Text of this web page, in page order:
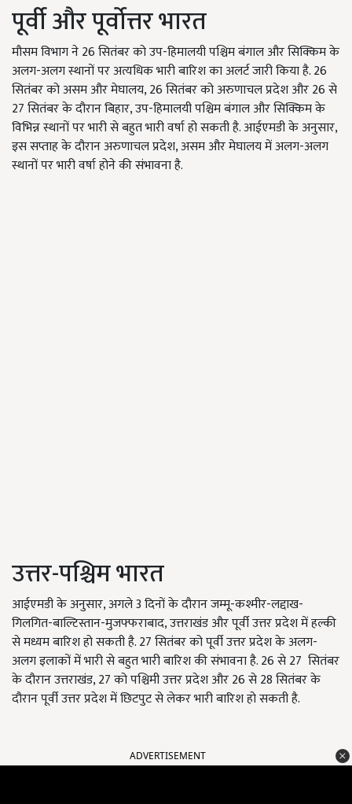
पूर्वी और पूर्वोत्तर भारत
मौसम विभाग ने 26 सितंबर को उप-हिमालयी पश्चिम बंगाल और सिक्किम के
अलग-अलग स्थानों पर अत्यधिक भारी बारिश का अलर्ट जारी किया है. 26
सितंबर को असम और मेघालय, 26 सितंबर को अरुणाचल प्रदेश और 26 से
27 सितंबर के दौरान बिहार,उप-हिमालयी पश्चिम बंगाल और सिक्किम के
विभिन्न स्थानोंपर भारी से बहुत भारी वर्षा हो सकती है. आईएमडी के अनुसार,
इस सप्ताह के दौरान अरुणाचल प्रदेश, असम और मेघालय में अलग-अलग
स्थानों पर भारी वर्षा होने की संभावना है.
उत्तर-पश्चिम भारत
आईएमडी के अनुसार, अगले 3 दिनों के दौरान जम्मू-कश्मीर-लद्दाख-
गिलगित-बाल्टिस्तान-मुजफ्फराबाद, उत्तराखंड और पूर्वी उत्तर प्रदेश में हल्की
से मध्यम बारिश हो सकती है. 27 सितंबर को पूर्वी उत्तर प्रदेश के अलग-
अलग इलाकों में भारी से बहुत भारी बारिश की संभावना है. 26 से 27 सितंबर
के दौरान उत्तराखंड, 27 को पश्चिमी उत्तर प्रदेश और 26 से 28 सितंबर के
दौरान पूर्वी उत्तर प्रदेश में छिटपुट से लेकर भारी बारिश हो सकती है.
ADVERTISEMENT